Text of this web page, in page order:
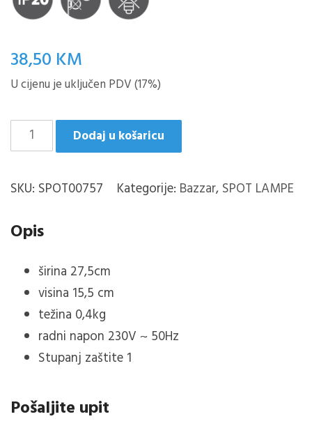
38,50 KM
U cijenu je uključen PDV (17%)
NANCY/2
CRNO
količina
Dodaj u košaricu
SKU: SPOT00757 Kategorije: Bazzar, SPOT LAMPE
Opis
širina 27,5cm
visina 15,5 cm
težina 0,4kg
radni napon 230V ~ 50Hz
Stupanj zaštite 1
Pošaljite upit